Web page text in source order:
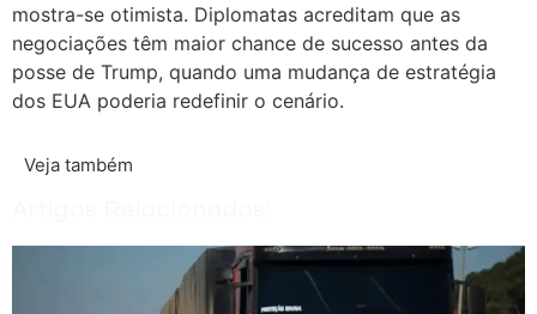
mostra-se otimista. Diplomatas acreditam que as
negociações têm maior chance de sucesso antes da
posse de Trump, quando uma mudança de estratégia
dos EUA poderia redefinir o cenário.
Veja também